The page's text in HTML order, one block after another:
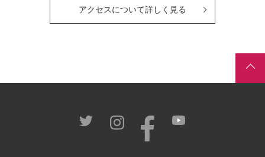
アクセスについて詳しく見る